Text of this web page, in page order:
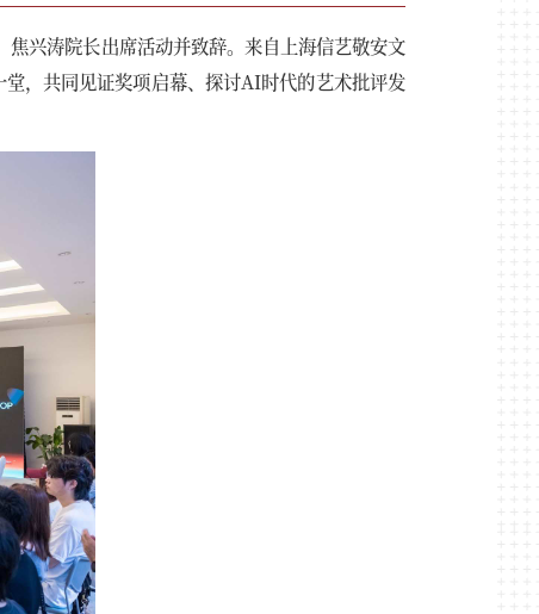
兴涛院长出席活动并致辞。来自上海信艺敬安文
，共同见证奖项启幕、探讨AI时代的艺术批评发